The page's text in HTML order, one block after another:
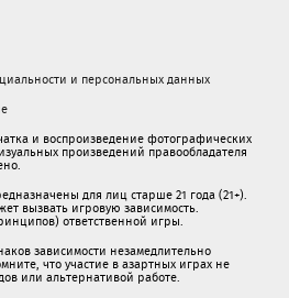
и персональных данных
и воспроизведение фотографических
произведений правообладателя
для лиц старше 21 года (21+).
вызвать игровую зависимость.
ответственной игры.
зависимости незамедлительно
что участие в азартных играх не
или альтернативой работе.